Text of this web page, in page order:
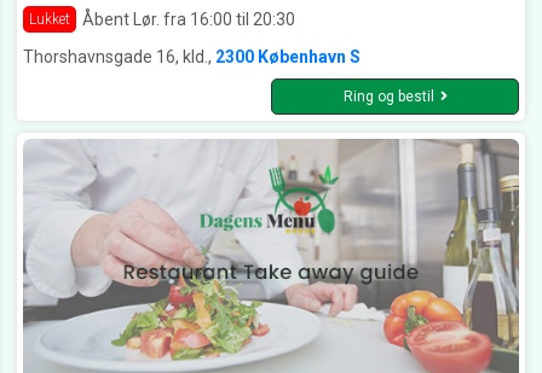
Lukket
Åbent Lør. fra 16:00 til 20:30
Thorshavnsgade 16, kld., 2300 København S
Ring og bestil